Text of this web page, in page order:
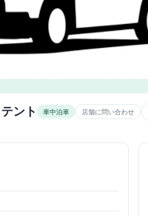
ント 車中泊車 店舗に問い合わせ